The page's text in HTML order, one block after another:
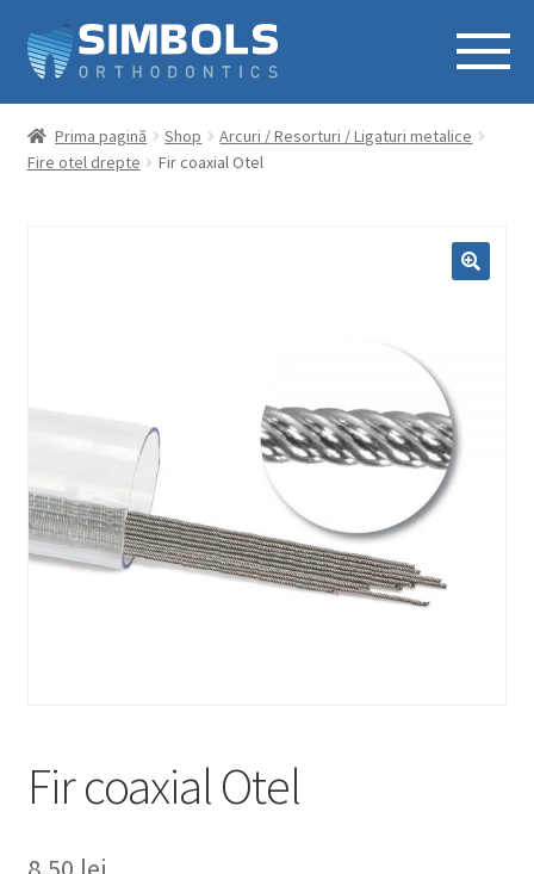
Prima pagină Shop
Arcuri / Resorturi / Ligaturi metalice
Fire otel drepte
Fir coaxial Otel
Fir coaxial Otel